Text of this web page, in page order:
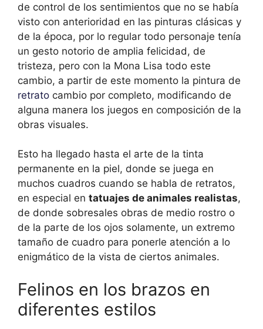
de control de los sentimientos que no se había
visto con anterioridad en las pinturas clásicas y
de la época, por lo regular todo personaje tenía
un gesto notorio de amplia felicidad, de
tristeza, pero con la Mona Lisa todo este
cambio, a partir de este momento la pintura de
retrato cambio por completo, modificando de
alguna manera los juegos en composición de la
obras visuales.
Esto ha llegado hasta el arte de la tinta
permanente en la piel, donde se juega en
muchos cuadros cuando se habla de retratos,
en especial en tatuajes de animales realistas,
de donde sobresales obras de medio rostro o
de la parte de los ojos solamente, un extremo
tamaño de cuadro para ponerle atención a lo
enigmático de la vista de ciertos animales.
Felinos en los brazos en
diferentes estilos